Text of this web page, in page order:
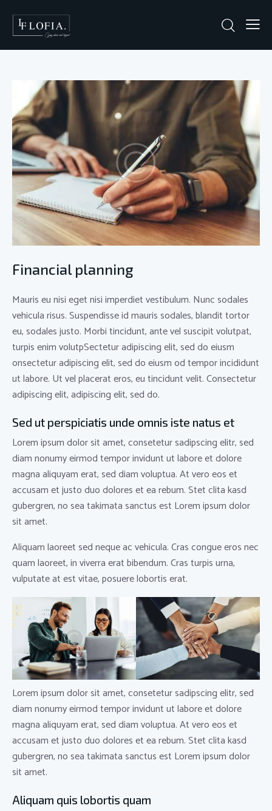
Financial planning
Mauris eu nisi eget nisi imperdiet vestibulum. Nunc sodales
vehicula risus. Suspendisse id mauris sodales, blandit tortor
eu, sodales justo. Morbi tincidunt, ante vel suscipit volutpat,
turpis enim volutpSectetur adipiscing elit, sed do eiusm
onsectetur adipiscing elit, sed do eiusm od tempor incididunt
ut labore. Ut vel placerat eros, eu tincidunt velit. Consectetur
adipiscing elit, adipiscing elit, sed do.
Sed ut perspiciatis unde omnis iste natus et
Lorem ipsum dolor sit amet, consetetur sadipscing elitr, sed
diam nonumy eirmod tempor invidunt ut labore et dolore
magna aliquyam erat, sed diam voluptua. At vero eos et
accusam et justo duo dolores et ea rebum. Stet clita kasd
gubergren, no sea takimata sanctus est Lorem ipsum dolor
sit amet.
Aliquam laoreet sed neque ac vehicula. Cras congue eros nec
quam laoreet, in viverra erat bibendum. Cras turpis urna,
vulputate at est vitae, posuere lobortis erat.
Lorem ipsum dolor sit amet, consetetur sadipscing elitr, sed
diam nonumy eirmod tempor invidunt ut labore et dolore
magna aliquyam erat, sed diam voluptua. At vero eos et
accusam et justo duo dolores et ea rebum. Stet clita kasd
gubergren, no sea takimata sanctus est Lorem ipsum dolor
sit amet.
Aliquam quis lobortis quam